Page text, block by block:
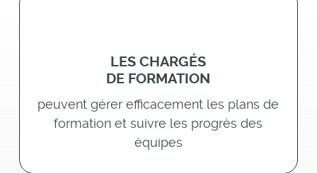
LES CHARGÉS
DE FORMATION
peuvent gérer efficacement les plans de
formation et suivre les progrès des
équipes